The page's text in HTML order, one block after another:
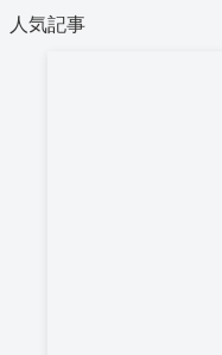
ー人気記事